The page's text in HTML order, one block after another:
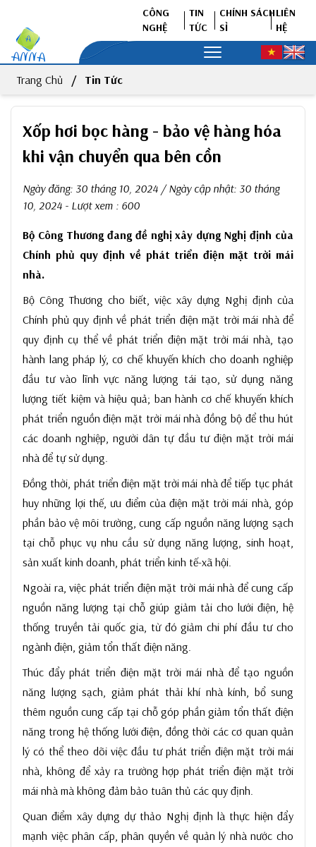
CÔNG
NGHỆ
TIN
TỨC
CHÍNH SÁCH
SỈ
LIÊN
HỆ
Trang Chủ Tin Tức
Xốp hơi bọc hàng - bảo vệ hàng hóa
khi vận chuyển qua bên cồn
Ngày đăng: 30 tháng 10, 2024 / Ngày cập nhật: 30 tháng
10, 2024 - Lượt xem : 600
Bộ Công Thương đang đề nghị xây dựng Nghị định của
Chính phủ quy định về phát triển điện mặt trời mái
nhà.
Bộ Công Thương cho biết, việc xây dựng Nghị định của
Chính phủ quy định về phát triển điện mặt trời mái nhà để
quy định cụ thể về phát triển điện mặt trời mái nhà, tạo
hành lang pháp lý, cơ chế khuyến khích cho doanh nghiệp
đầu tư vào lĩnh vực năng lượng tái tạo, sử dụng năng
lượng tiết kiệm và hiệu quả; ban hành cơ chế khuyến khích
phát triển nguồn điện mặt trời mái nhà đồng bộ để thu hút
các doanh nghiệp, người dân tự đầu tư điện mặt trời mái
nhà để tự sử dụng.
Đồng thời, phát triển điện mặt trời mái nhà để tiếp tục phát
huy những lợi thế, ưu điểm của điện mặt trời mái nhà, góp
phần bảo vệ môi trường, cung cấp nguồn năng lượng sạch
tại chỗ phục vụ nhu cầu sử dụng năng lượng, sinh hoạt,
sản xuất kinh doanh, phát triển kinh tế-xã hội.
Ngoài ra, việc phát triển điện mặt trời mái nhà để cung cấp
nguồn năng lượng tại chỗ giúp giảm tải cho lưới điện, hệ
thống truyền tải quốc gia, từ đó giảm chi phí đầu tư cho
ngành điện, giảm tổn thất điện năng.
Thúc đẩy phát triển điện mặt trời mái nhà để tạo nguồn
năng lượng sạch, giảm phát thải khí nhà kính, bổ sung
thêm nguồn cung cấp tại chỗ góp phần giảm tổn thất điện
năng trong hệ thống lưới điện, đồng thời các cơ quan quản
lý có thể theo dõi việc đầu tư phát triển điện mặt trời mái
nhà, không để xảy ra trường hợp phát triển điện mặt trời
mái nhà mà không đảm bảo tuân thủ các quy định.
Quan điểm xây dựng dự thảo Nghị định là thực hiện đẩy
mạnh việc phân cấp, phân quyền về quản lý nhà nước cho